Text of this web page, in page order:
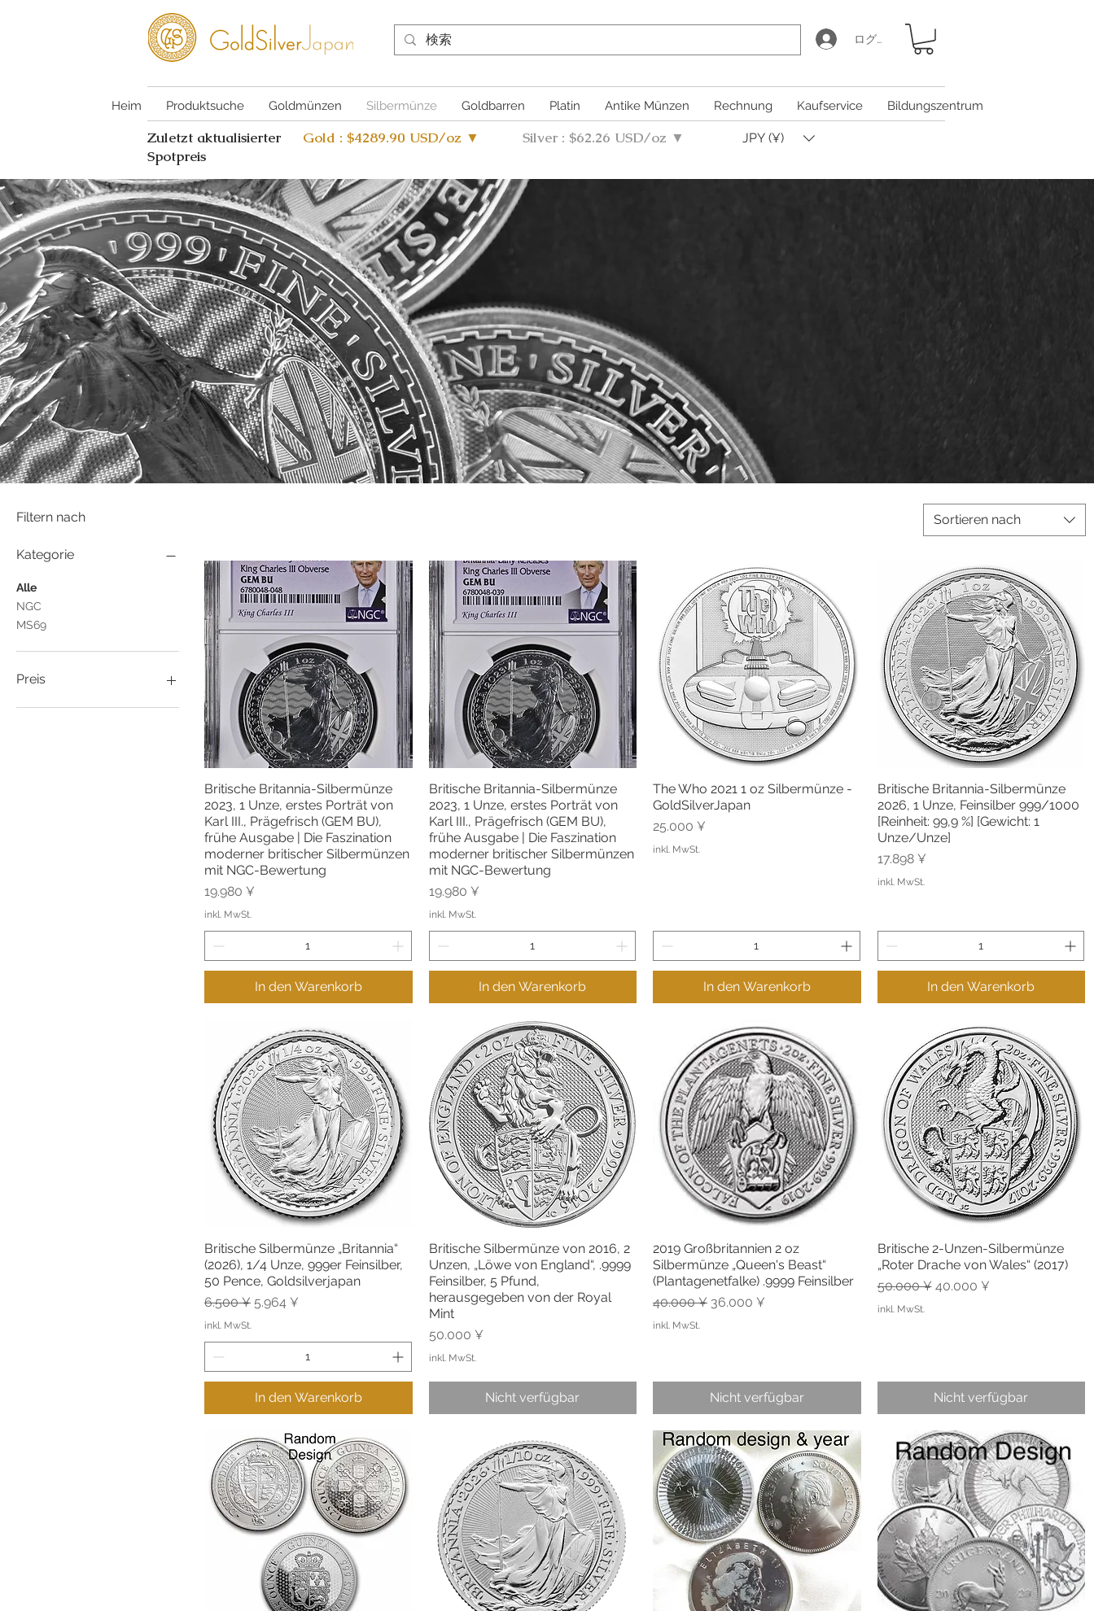
ログイン
Heim Produktsuche Goldmünzen Silbermünze Goldbarren Platin Antike Münzen Rechnung Kaufservice Bildungszentrum
Zuletzt aktualisierter
Spotpreis
Gold : $4289.90 USD/oz ▼ Silver : $62.26 USD/oz ▼ JPY (¥)
Filtern nach
Kategorie
Alle
NGC
MS69
Preis
Sortieren nach
Schnellansicht
Britische Britannia-Silbermünze
2023, 1 Unze, erstes Porträt von
Karl III., Prägefrisch (GEM BU),
frühe Ausgabe | Die Faszination
moderner britischer Silbermünzen
mit NGC-Bewertung
Preis
19.980 ¥
inkl. MwSt.
In den Warenkorb
Schnellansicht
Britische Britannia-Silbermünze
2023, 1 Unze, erstes Porträt von
Karl III., Prägefrisch (GEM BU),
frühe Ausgabe | Die Faszination
moderner britischer Silbermünzen
mit NGC-Bewertung
Preis
19.980 ¥
inkl. MwSt.
In den Warenkorb
Schnellansicht
The Who 2021 1 oz Silbermünze -
GoldSilverJapan
Preis
25.000 ¥
inkl. MwSt.
In den Warenkorb
Schnellansicht
Britische Britannia-Silbermünze
2026, 1 Unze, Feinsilber 999/1000
[Reinheit: 99,9 %] [Gewicht: 1
Unze/Unze]
Preis
17.898 ¥
inkl. MwSt.
In den Warenkorb
Schnellansicht
Britische Silbermünze „Britannia“
(2026), 1/4 Unze, 999er Feinsilber,
50 Pence, Goldsilverjapan
Standardpreis
6.500 ¥ Sale-Preis
5.964 ¥
inkl. MwSt.
In den Warenkorb
Schnellansicht
Britische Silbermünze von 2016, 2
Unzen, „Löwe von England“, .9999
Feinsilber, 5 Pfund,
herausgegeben von der Royal
Mint
Preis
50.000 ¥
inkl. MwSt.
Nicht verfügbar
Schnellansicht
2019 Großbritannien 2 oz
Silbermünze „Queen's Beast“
(Plantagenetfalke) .9999 Feinsilber
Standardpreis
40.000 ¥ Sale-Preis
36.000 ¥
inkl. MwSt.
Nicht verfügbar
Schnellansicht
Britische 2-Unzen-Silbermünze
„Roter Drache von Wales“ (2017)
Standardpreis
50.000 ¥ Sale-Preis
40.000 ¥
inkl. MwSt.
Nicht verfügbar